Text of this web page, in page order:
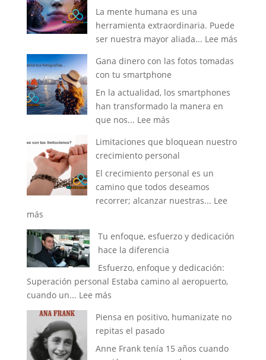
La mente humana es una
herramienta extraordinaria. Puede
ser nuestra mayor aliada... Lee más:
Gana dinero con las fotos tomadas
con tu smartphone
En la actualidad, los smartphones
han transformado la manera en
que nos... Lee más:
dinero
con
las
fotos
tomadas
smartphone
Limitaciones que bloquean nuestro
crecimiento personal
El crecimiento personal es un
camino que todos deseamos
recorrer; alcanzar nuestras... Lee
más:
Limitaciones
que
bloquean
nuestro
crecimiento
personal
Tu enfoque, esfuerzo y dedicación
hace la diferencia
Esfuerzo, enfoque y dedicación:
Superación personal Estaba camino al aeropuerto,
cuando un... Lee más:
enfoque,
esfuerzo
y
Piensa en positivo, humanizate no
repitas el pasado
Anne Frank tenía 15 años cuando